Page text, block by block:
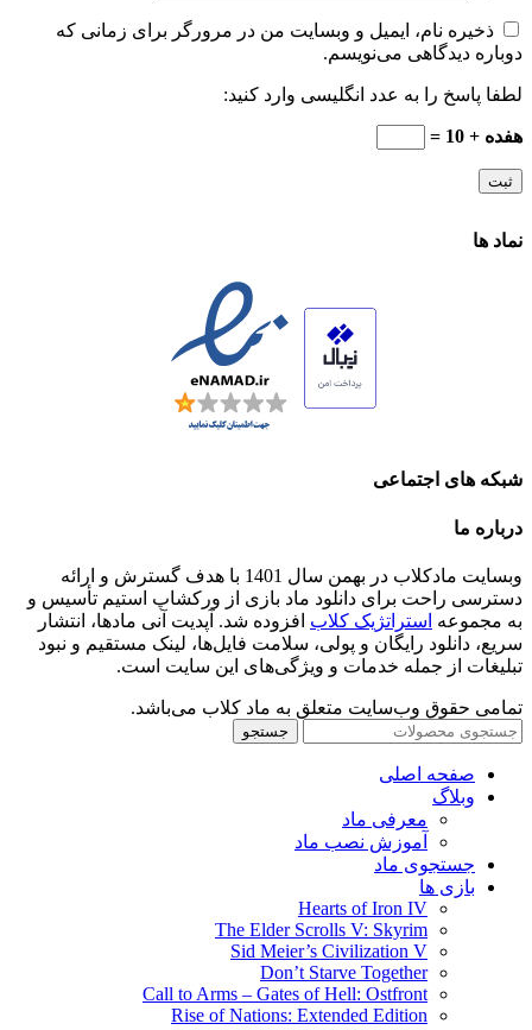
ذخیره نام، ایمیل و وبسایت من در مرورگر برای زمانی که
دوباره دیدگاهی می‌نویسم.
لطفا پاسخ را به عدد انگلیسی وارد کنید:
هفده + 10 =
نماد ها
شبکه های اجتماعی
درباره ما
وبسایت مادکلاب در بهمن سال 1401 با هدف گسترش و ارائه
دسترسی راحت برای دانلود ماد بازی از ورکشاپ استیم تأسیس و
به مجموعه استراتژیک کلاب افزوده شد. آپدیت آنی مادها، انتشار
سریع، دانلود رایگان و پولی، سلامت فایل‌ها، لینک مستقیم و نبود
تبلیغات از جمله خدمات و ویژگی‌های این سایت است.
تمامی حقوق وب‌سایت متعلق به ماد کلاب می‌باشد.
جستجو
صفحه اصلی
وبلاگ
معرفی ماد
آموزش نصب ماد
جستجوی ماد
بازی ها
Hearts of Iron IV
The Elder Scrolls V: Skyrim
Sid Meier’s Civilization V
Don’t Starve Together
Call to Arms – Gates of Hell: Ostfront
Rise of Nations: Extended Edition